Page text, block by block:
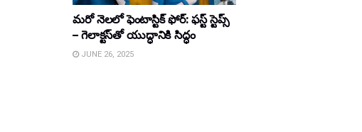
మరో నెలలో ఫెంటాస్టిక్ ఫోర్: ఫస్ట్ స్టెప్స్
– గెలాక్టస్‌తో యుద్ధానికి సిద్ధం
JUNE 26, 2025